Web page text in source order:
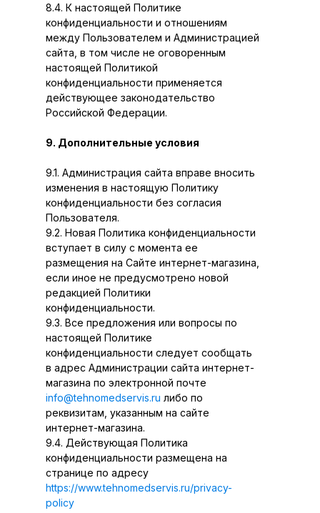
8.4. К настоящей Политике
конфиденциальности и отношениям
между Пользователем и Администрацией
сайта, в том числе не оговоренным
настоящей Политикой
конфиденциальности применяется
действующее законодательство
Российской Федерации.
9. Дополнительные условия
9.1. Администрация сайта вправе вносить
изменения в настоящую Политику
конфиденциальности без согласия
Пользователя.
9.2. Новая Политика конфиденциальности
вступает в силу с момента ее
размещения на Сайте интернет-магазина,
если иное не предусмотрено новой
редакцией Политики
конфиденциальности.
9.3. Все предложения или вопросы по
настоящей Политике
конфиденциальности следует сообщать
в адрес Администрации сайта интернет-
магазина по электронной почте
info@tehnomedservis.ru либо по
реквизитам, указанным на сайте
интернет-магазина.
9.4. Действующая Политика
конфиденциальности размещена на
странице по адресу
https://www.tehnomedservis.ru/privacy-
policy